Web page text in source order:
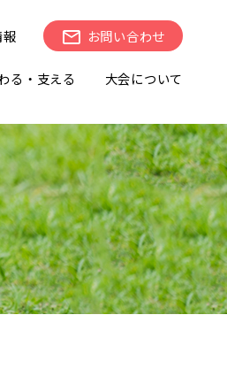
お問い合わせ
る・支える 大会について